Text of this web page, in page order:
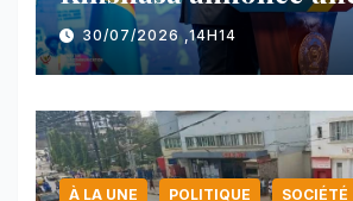
majeure et maintient
face au Rwanda
30/07/2026 ,14H14
À LA UNE POLITIQUE SOCIÉTÉ